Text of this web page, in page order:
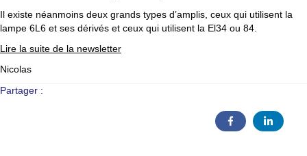
Il existe néanmoins deux grands types d’amplis, ceux qui utilisent la
lampe 6L6 et ses dérivés et ceux qui utilisent la El34 ou 84.
Lire la suite de la newsletter
Nicolas
Partager :